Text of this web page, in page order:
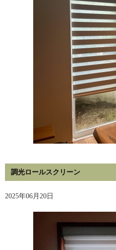
調光ロールスクリーン
2025年06月20日